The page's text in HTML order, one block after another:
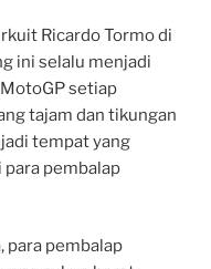
Ricardo Tormo di
ini selalu menjadi
setiap
tajam dan tikungan
tempat yang
pembalap
para pembalap